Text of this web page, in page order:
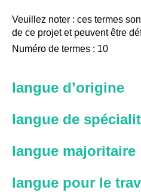
Veuillez noter : ces termes
de ce projet et peuvent être
Numéro de termes : 10
langue d’origine
langue de
langue majoritaire
langue pour le